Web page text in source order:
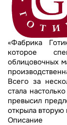
«Фабрика
которое
облицовочных
Всего за
стала
превысил
открыла
Описание